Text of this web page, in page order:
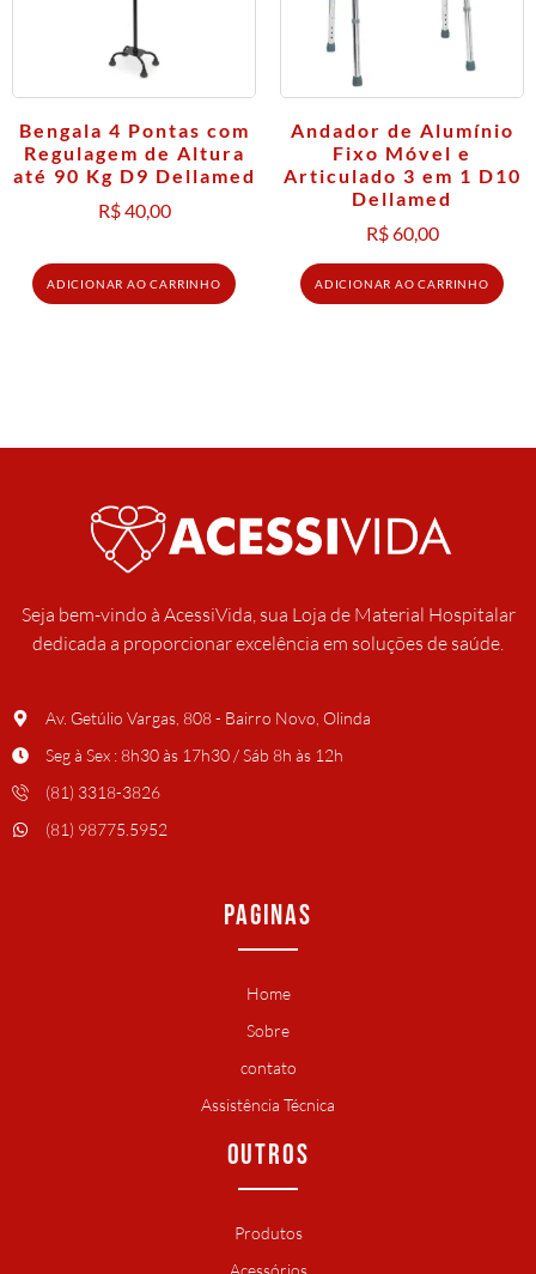
Bengala 4 Pontas com
Regulagem de Altura
até 90 Kg D9 Dellamed
R$40,00
ADICIONAR AO CARRINHO
Andador de Alumínio
Fixo Móvel e
Articulado 3 em 1 D10
Dellamed
R$60,00
ADICIONAR AO CARRINHO
Seja bem-vindo à AcessiVida, sua Loja de Material Hospitalar
dedicada a proporcionar excelência em soluções de saúde.
Av. Getúlio Vargas, 808 - Bairro Novo, Olinda
Seg à Sex : 8h30 às 17h30 / Sáb 8h às 12h
(81) 3318-3826
(81) 98775.5952
PAGINAS
Home
Sobre
contato
Assistência Técnica
OUTROS
Produtos